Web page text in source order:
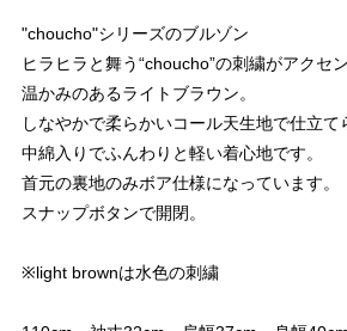
"choucho"シリーズのブルゾン
ヒラヒラと舞う“choucho”の刺繍がアクセ
温かみのあるライトブラウン。
しなやかで柔らかいコール天生地で仕立て
中綿入りでふんわりと軽い着心地です。
首元の裏地のみボア仕様になっています。
スナップボタンで開閉。
※light brownは水色の刺繍